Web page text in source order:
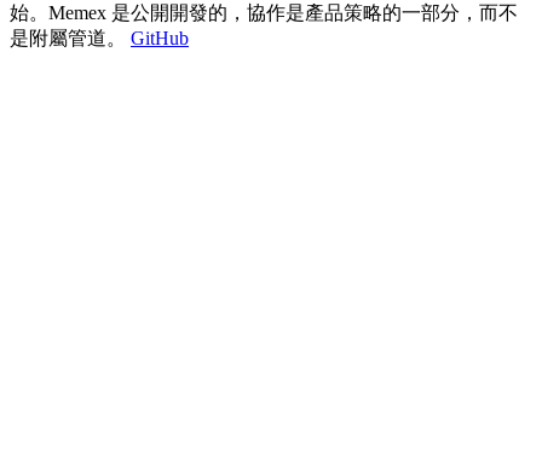
始。Memex 是公開開發的，協作是產品策略的一部分，而不
是附屬管道。
GitHub